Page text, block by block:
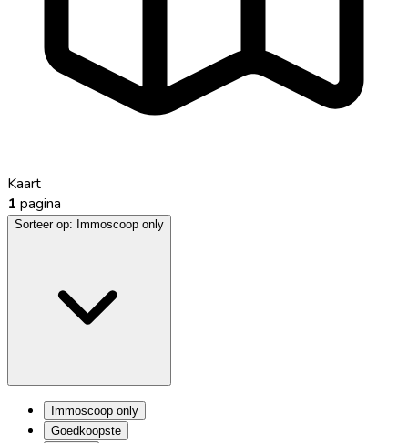
Kaart
1 pagina
Sorteer op: Immoscoop only
Immoscoop only
Goedkoopste